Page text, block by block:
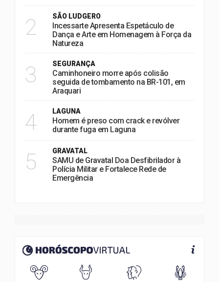
2 SÃO LUDGERO
Incessarte Apresenta Espetáculo de
Dança e Arte em Homenagem à Força da
Natureza
3 SEGURANÇA
Caminhoneiro morre após colisão
seguida de tombamento na BR-101, em
Araquari
4 LAGUNA
Homem é preso com crack e revólver
durante fuga em Laguna
5 GRAVATAL
SAMU de Gravatal Doa Desfibrilador à
Polícia Militar e Fortalece Rede de
Emergência